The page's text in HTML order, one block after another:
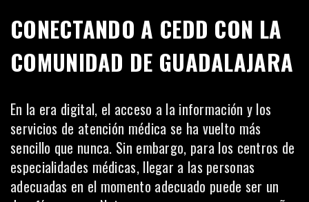
CONECTANDO A CEDD CON LA
COMUNIDAD DE GUADALAJARA
En la era digital, el acceso a la información y los
servicios de atención médica se ha vuelto más
sencillo que nunca. Sin embargo, para los centros de
especialidades médicas, llegar a las personas
adecuadas en el momento adecuado puede ser un